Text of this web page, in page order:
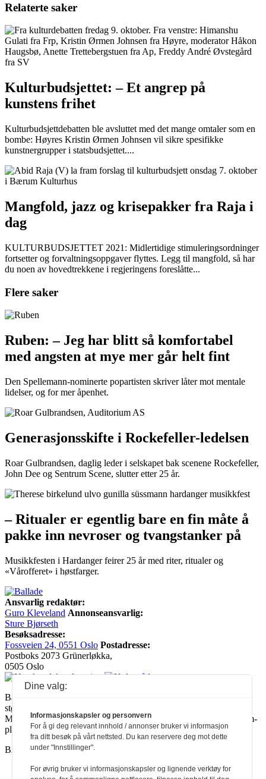
Relaterte saker
Kulturbudsjettet: – Et angrep på
kunstens frihet
Kulturbudsjettdebatten ble avsluttet med det mange omtaler som en
bombe: Høyres Kristin Ørmen Johnsen vil sikre spesifikke
kunstnergrupper i statsbudsjettet....
Mangfold, jazz og krisepakker fra Raja i
dag
KULTURBUDSJETTET 2021: Midlertidige stimuleringsordninger
fortsetter og forvaltningsoppgaver flyttes. Legg til mangfold, så har
du noen av hovedtrekkene i regjeringens foreslåtte...
Flere saker
Ruben: – Jeg har blitt så komfortabel
med angsten at mye mer går helt fint
Den Spellemann-nominerte popartisten skriver låter mot mentale
lidelser, og for mer åpenhet.
Generasjonsskifte i Rockefeller-ledelsen
Roar Gulbrandsen, daglig leder i selskapet bak scenene Rockefeller,
John Dee og Sentrum Scene, slutter etter 25 år.
– Ritualer er egentlig bare en fin måte å
pakke inn nevroser og tvangstanker på
Musikkfesten i Hardanger feirer 25 år med riter, ritualer og
«Vårofferet» i høstfarger.
Ansvarlig redaktør:
Guro Kleveland Annonseansvarlig:
Sture Bjørseth
Besøksadresse:
Fossveien 24, 0551 Oslo Postadresse:
Postboks 2073 Grünerløkka,
0505 Oslo
Ballade mottar tilskudd fra Norsk kulturråd, i tillegg til økonomisk
støtte fra eierne NOPA, Norsk komponistforening og
Musikkforleggerne. Ballade drives etter Redaktør- og Vær Varsom-
plakaten.
BALLADE — NORGES MUSIKKMAGASIN
Dine valg:
Informasjonskapsler og personvern
For å gi deg relevant innhold / annonser bruker vi informasjon
fra ditt besøk på vårt nettsted. Du kan reservere deg mot dette
under "Innstillinger".
For øvrig bruker vi informasjonskapsler og lignende verktøy for